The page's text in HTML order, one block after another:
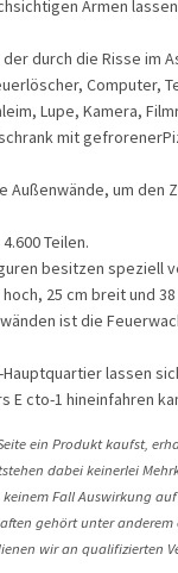
Armen
durch die Risse im
Computer,
Lupe, Kamera,
mit
um den
Teilen.
besitzen speziell
25 cm breit und
ist die
lassen
E cto-1 hineinfahren
ein Produkt kaufst,
dabei keinerlei
Fall Auswirkung
gehört unter anderem
wir an qualifizierten